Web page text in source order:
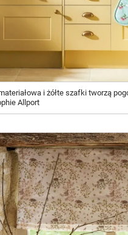
i żółte szafki tworzą
Allport